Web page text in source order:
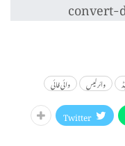
وائرلیس وائی فائی
Twitter